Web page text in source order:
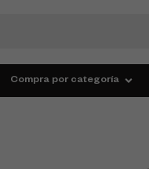
Compra por categoría